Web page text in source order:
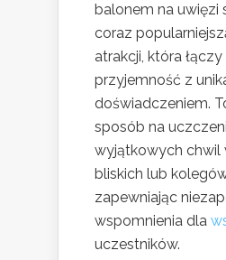
balonem na uwięzi
coraz
atrakcji, która
przyjemność z
doświadczeniem.
sposób na
wyjątkowych chwil
bliskich lub
zapewniając
wspomnienia dla
uczestników.